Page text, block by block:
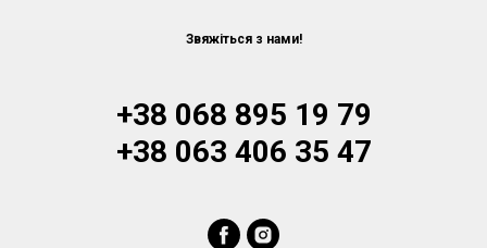
Звяжіться з нами!
+38 068 895 19 79
+38 063 406 35 47